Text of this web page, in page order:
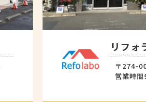
リフォ
〒274-
営業時